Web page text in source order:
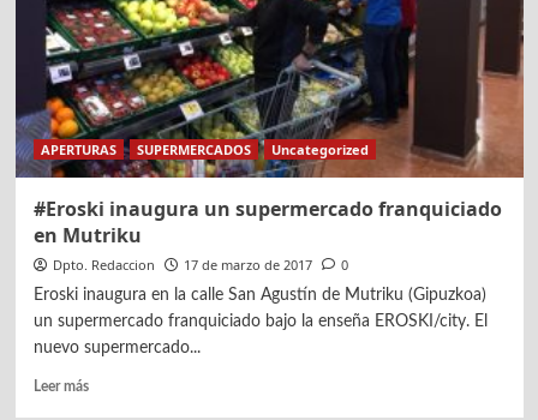
APERTURAS SUPERMERCADOS Uncategorized
#Eroski inaugura un supermercado franquiciado
en Mutriku
Dpto. Redaccion 17 de marzo de 2017 0
Eroski inaugura en la calle San Agustín de Mutriku (Gipuzkoa)
un supermercado franquiciado bajo la enseña EROSKI/city. El
nuevo supermercado...
Leer másLeer